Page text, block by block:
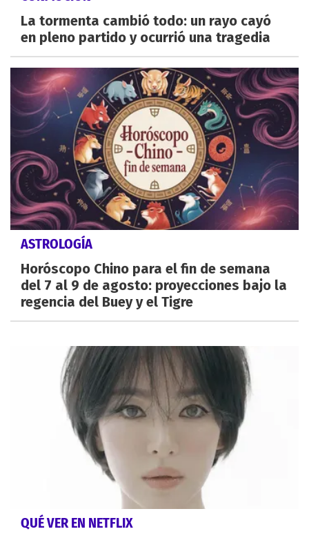
La tormenta cambió todo: un rayo cayó
en pleno partido y ocurrió una tragedia
ASTROLOGÍA
Horóscopo Chino para el fin de semana
del 7 al 9 de agosto: proyecciones bajo la
regencia del Buey y el Tigre
QUÉ VER EN NETFLIX